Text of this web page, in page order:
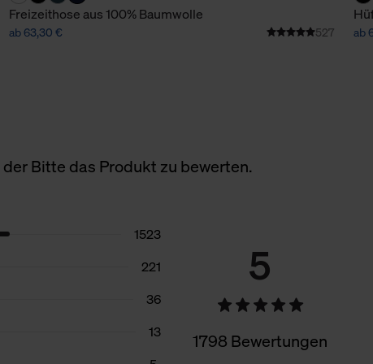
Freizeithose aus 100% Baumwolle
ab 63,30 € 527 ab
Bitte das Produkt zu bewerten.
5
1798 Bewertungen
1523
221
36
13